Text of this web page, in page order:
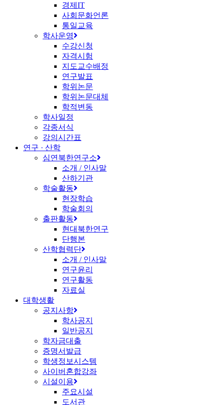
경제IT
사회문화언론
통일교육
학사운영
수강신청
자격시험
지도교수배정
연구발표
학위논문
학위논문대체
학적변동
학사일정
각종서식
강의시간표
연구 · 산학
심연북한연구소
소개 / 인사말
산하기관
학술활동
현장학습
학술회의
출판활동
현대북한연구
단행본
산학협력단
소개 / 인사말
연구윤리
연구활동
자료실
대학생활
공지사항
학사공지
일반공지
학자금대출
증명서발급
학생정보시스템
사이버혼합강좌
시설이용
주요시설
도서관